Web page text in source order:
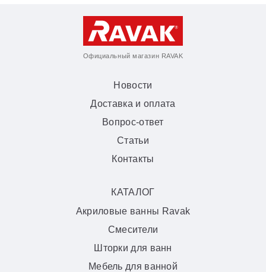
Официальный магазин RAVAK
Новости
Доставка и оплата
Вопрос-ответ
Статьи
Контакты
КАТАЛОГ
Акриловые ванны Ravak
Смесители
Шторки для ванн
Мебель для ванной